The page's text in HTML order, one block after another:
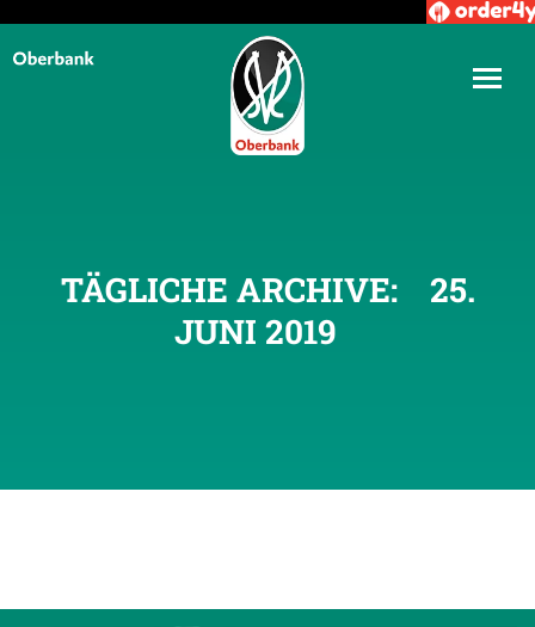
TÄGLICHE ARCHIVE:
25.
JUNI 2019